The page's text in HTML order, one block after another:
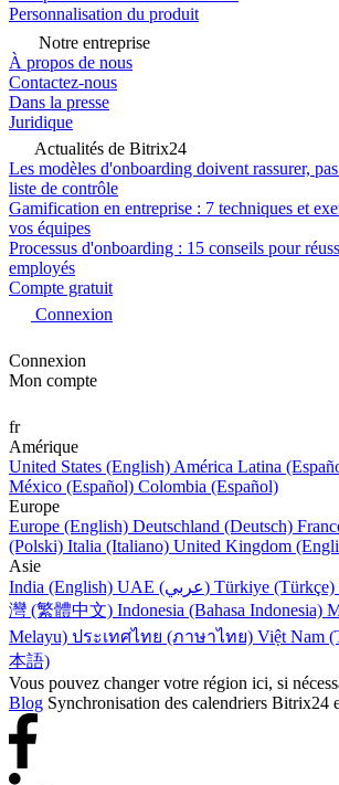
Personnalisation du produit
Notre entreprise
À propos de nous
Contactez-nous
Dans la presse
Juridique
Actualités de Bitrix24
Les modèles d'onboarding doivent rassurer,
liste de contrôle
Gamification en entreprise : 7 techniques et
vos équipes
Processus d'onboarding : 15 conseils pour
employés
Compte gratuit
Connexion
Connexion
Mon compte
fr
Amérique
United States (English) América Latina
México (Español) Colombia (Español)
Europe
Europe (English) Deutschland (Deutsch)
(Polski) Italia (Italiano) United Kingdom
Asie
India (English)
UAE (عربي) Türkiye (Türkçe)
灣 (繁體中文) Indonesia (Bahasa Indonesia)
Melayu) ประเทศไทย (ภาษาไทย) Việt Nam
本語)
Vous pouvez changer votre région ici, si
Blog Synchronisation des calendriers Bitrix24